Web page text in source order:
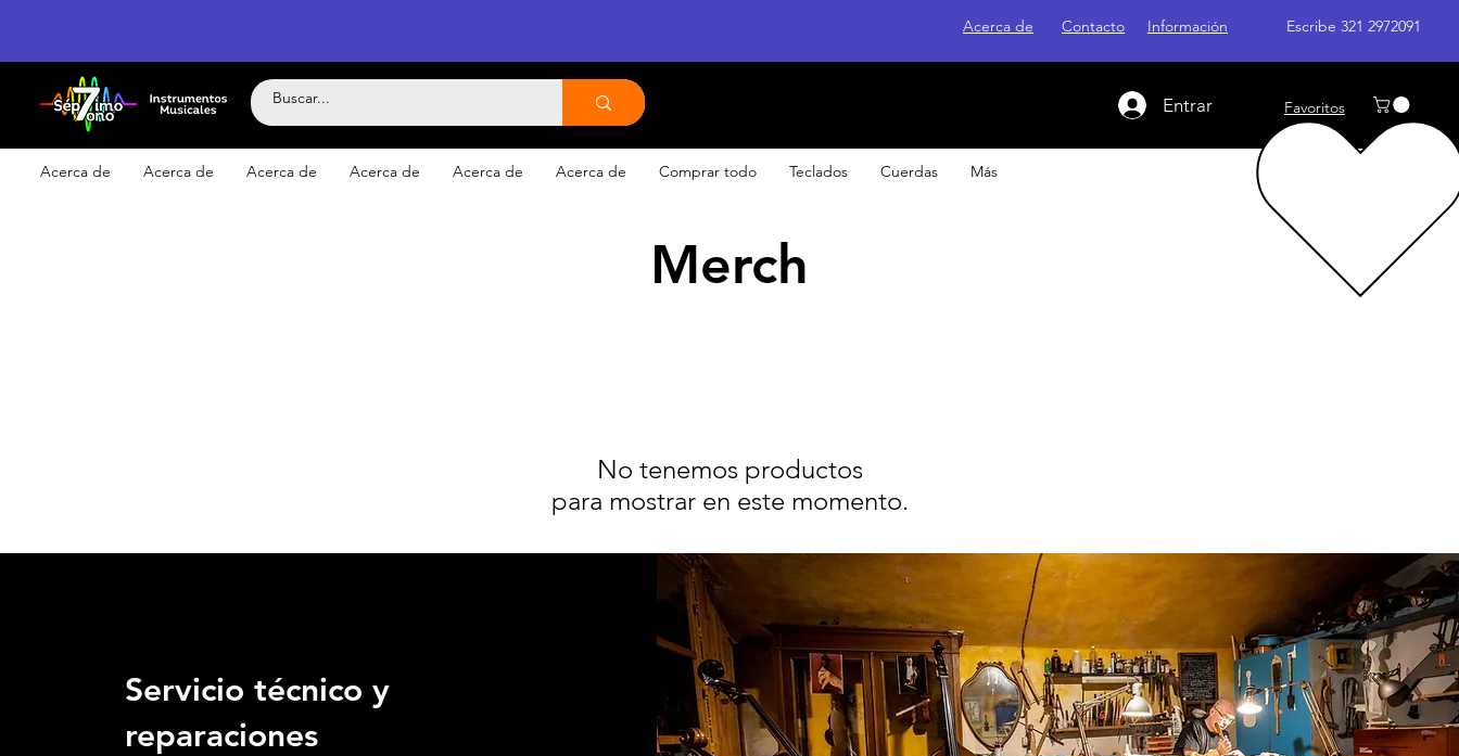
Acerca de Contacto Información Escribe 321 2972091
Entrar Favoritos
Acerca de Acerca de Acerca de Acerca de Acerca de Acerca de Comprar todo Teclados Cuerdas Más
Merch
No tenemos productos
para mostrar en este momento.
Servicio técnico y
reparaciones